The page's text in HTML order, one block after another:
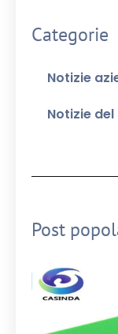
Categorie
Notizie
Notizie
Post